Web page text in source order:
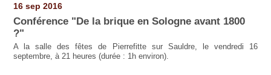
16 sep 2016
Conférence "De la brique en Sologne avant 1800
?"
A la salle des fêtes de Pierrefitte sur Sauldre, le vendredi 16
septembre, à 21 heures (durée : 1h environ).